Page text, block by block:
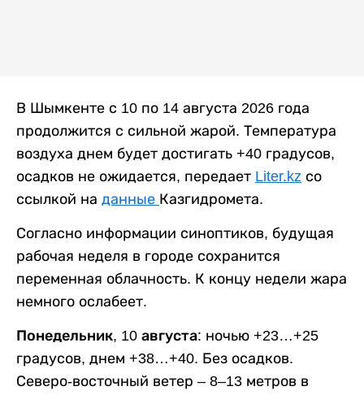
В Шымкенте с 10 по 14 августа 2026 года
продолжится с сильной жарой. Температура
воздуха днем будет достигать +40 градусов,
осадков не ожидается, передает Liter.kz со
ссылкой на данные Казгидромета.
Согласно информации синоптиков, будущая
рабочая неделя в городе сохранится
переменная облачность. К концу недели жара
немного ослабеет.
Понедельник, 10 августа: ночью +23…+25
градусов, днем +38…+40. Без осадков.
Северо-восточный ветер – 8–13 метров в